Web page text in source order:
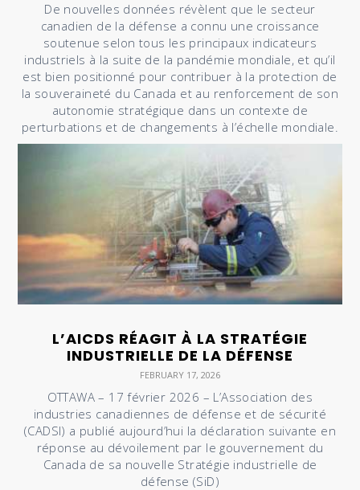
De nouvelles données révèlent que le secteur
canadien de la défense a connu une croissance
soutenue selon tous les principaux indicateurs
industriels à la suite de la pandémie mondiale, et qu’il
est bien positionné pour contribuer à la protection de
la souveraineté du Canada et au renforcement de son
autonomie stratégique dans un contexte de
perturbations et de changements à l’échelle mondiale.
L’AICDS RÉAGIT À LA STRATÉGIE
INDUSTRIELLE DE LA DÉFENSE
FEBRUARY 17, 2026
OTTAWA – 17 février 2026 – L’Association des
industries canadiennes de défense et de sécurité
(CADSI) a publié aujourd’hui la déclaration suivante en
réponse au dévoilement par le gouvernement du
Canada de sa nouvelle Stratégie industrielle de
défense (SiD)